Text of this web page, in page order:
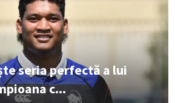
seria perfectă a lui
c...